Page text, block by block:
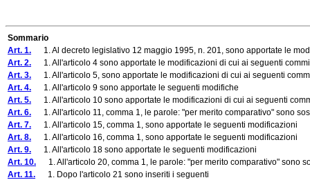
Sommario
Art. 1. 1. Al decreto legislativo 12 maggio 1995, n. 201, sono apportate le
Art. 2. 1. All'articolo 4 sono apportate le modificazioni di cui ai seguenti commi
Art. 3. 1. All'articolo 5, sono apportate le modificazioni di cui ai seguenti
Art. 4. 1. All'articolo 9 sono apportate le seguenti modifiche
Art. 5. 1. All'articolo 10 sono apportate le modificazioni di cui ai seguenti
Art. 6. 1. All'articolo 11, comma 1, le parole: "per merito comparativo" sono
Art. 7. 1. All'articolo 15, comma 1, sono apportate le seguenti modificazioni
Art. 8. 1. All'articolo 16, comma 1, sono apportate le seguenti modificazioni
Art. 9. 1. All'articolo 18 sono apportate le seguenti modificazioni
Art. 10. 1. All'articolo 20, comma 1, le parole: "per merito comparativo" sono
Art. 11. 1. Dopo l'articolo 21 sono inseriti i seguenti